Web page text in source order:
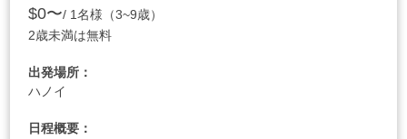
$0〜/ 1名様（3~9歳）
2歳未満は無料
出発場所：
ハノイ
日程概要：